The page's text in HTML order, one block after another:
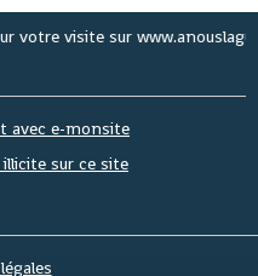
visite sur
avec e-monsite
sur ce site